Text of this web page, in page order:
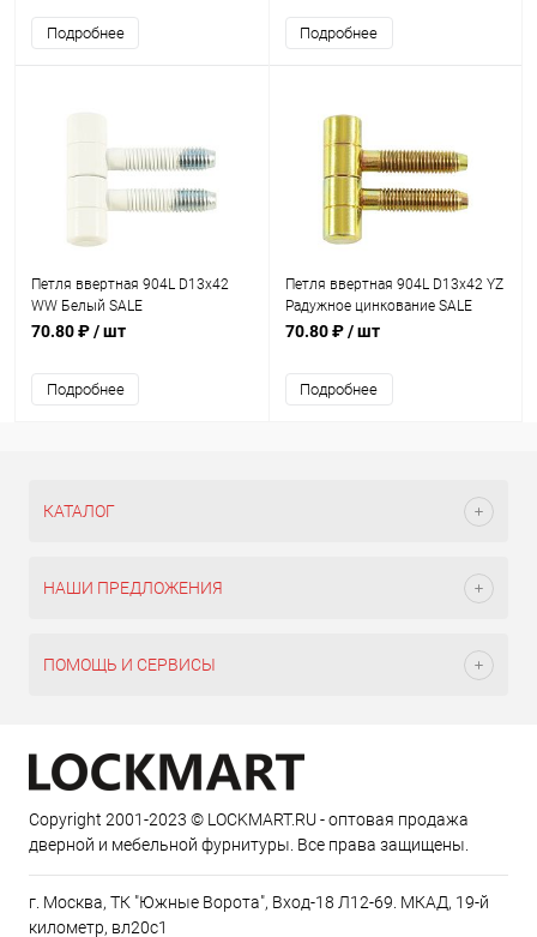
Подробнее Подробнее
Петля ввертная 904L D13x42
WW Белый SALE
70.80 ₽/ шт
Подробнее
Петля ввертная 904L D13x42 YZ
Радужное цинкование SALE
70.80 ₽/ шт
Подробнее
КАТАЛОГ
НАШИ ПРЕДЛОЖЕНИЯ
ПОМОЩЬ И СЕРВИСЫ
Copyright 2001-2023 © LOCKMART.RU - оптовая продажа
дверной и мебельной фурнитуры. Все права защищены.
г. Москва, ТК "Южные Ворота", Вход-18 Л12-69. МКАД, 19-й
километр, вл20с1